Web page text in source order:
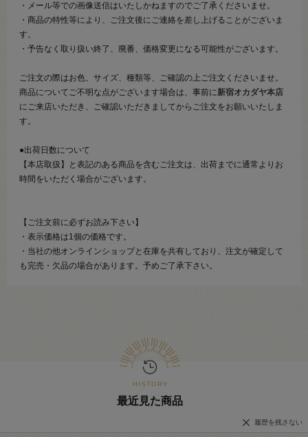
・メール等での画像送信はいたしかねますのでご了承くださいませ。
・商品の特性等により、ご注文後にご連絡を差し上げることがございま
す。
・予告なく取り扱い終了、廃番、価格変更になる可能性がございます。
ご注文の際はお色、サイズ、種類等、ご確認の上ご注文くださいませ。
商品についてご不明な点がございます場合は、事前に新宿オカダヤ本店
にご来店いただき、ご確認いただきましてからご注文をお願いいたしま
す。
●出荷日数について
【本店取扱】と表記のある商品を含むご注文は、出荷までに通常よりお
時間をいただく場合がございます。
【ご注文前に必ずお読み下さい】
・表示価格は1個の価格です。
・当社の他オンラインショップと在庫を共有しており、注文が確定して
も完売・欠品の場合があります。予めご了承下さい。
最近見た商品
履歴を残さない